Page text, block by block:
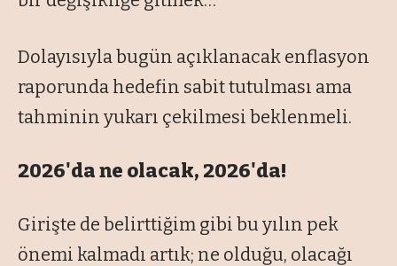
Dolayısıyla bugün açıklanacak enflasyon
raporunda hedefin sabit tutulması ama
tahminin yukarı çekilmesi beklenmeli.
2026'da ne olacak, 2026'da!
Girişte de belirttiğim gibi bu yılın pek
önemi kalmadı artık; ne olduğu, olacağı